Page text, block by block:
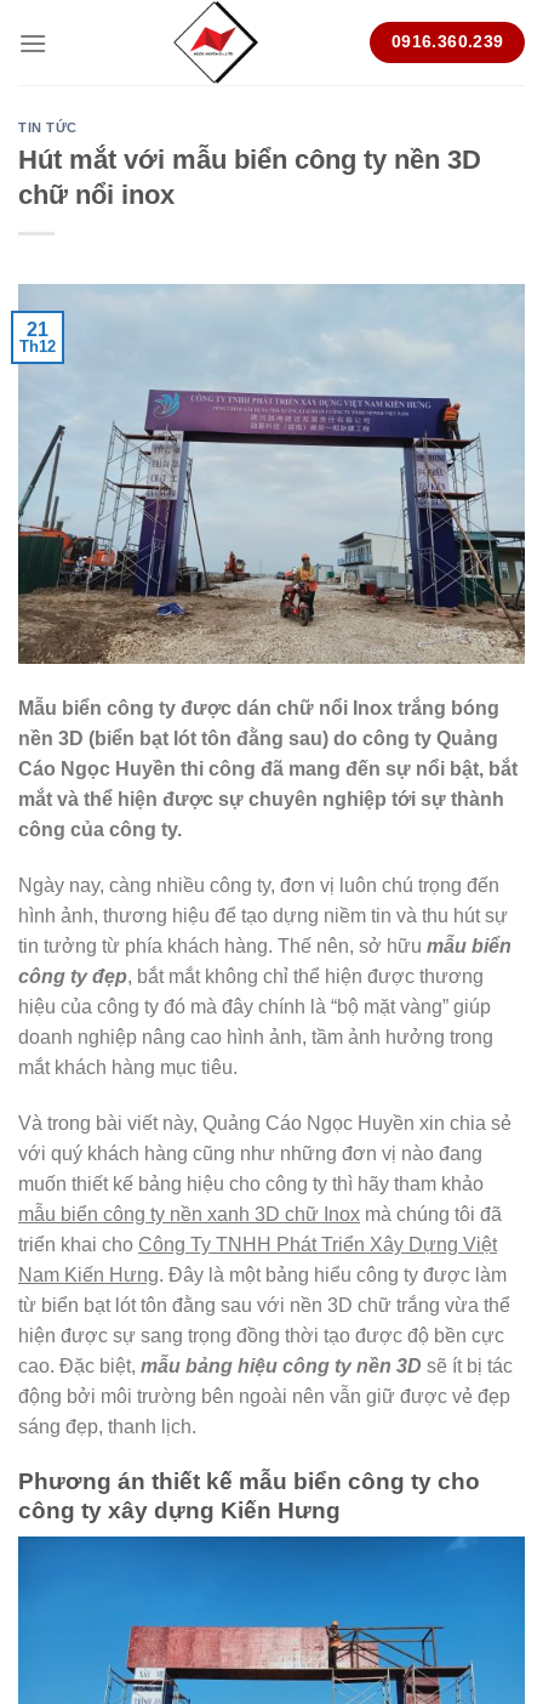
0916.360.239
TIN TỨC
Hút mắt với mẫu biển công ty nền 3D
chữ nổi inox
21
Th12
Mẫu biển công ty được dán chữ nổi Inox trắng bóng
nền 3D (biển bạt lót tôn đằng sau) do công ty Quảng
Cáo Ngọc Huyền thi công đã mang đến sự nổi bật, bắt
mắt và thể hiện được sự chuyên nghiệp tới sự thành
công của công ty.
Ngày nay, càng nhiều công ty, đơn vị luôn chú trọng đến
hình ảnh, thương hiệu để tạo dựng niềm tin và thu hút sự
tin tưởng từ phía khách hàng. Thế nên, sở hữu mẫu biển
công ty đẹp, bắt mắt không chỉ thể hiện được thương
hiệu của công ty đó mà đây chính là “bộ mặt vàng” giúp
doanh nghiệp nâng cao hình ảnh, tầm ảnh hưởng trong
mắt khách hàng mục tiêu.
Và trong bài viết này, Quảng Cáo Ngọc Huyền xin chia sẻ
với quý khách hàng cũng như những đơn vị nào đang
muốn thiết kế bảng hiệu cho công ty thì hãy tham khảo
mẫu biển công ty nền xanh 3D chữ Inox mà chúng tôi đã
triển khai cho Công Ty TNHH Phát Triển Xây Dựng Việt
Nam Kiến Hưng. Đây là một bảng hiểu công ty được làm
từ biển bạt lót tôn đằng sau với nền 3D chữ trắng vừa thể
hiện được sự sang trọng đồng thời tạo được độ bền cực
cao. Đặc biệt, mẫu bảng hiệu công ty nền 3D sẽ ít bị tác
động bởi môi trường bên ngoài nên vẫn giữ được vẻ đẹp
sáng đẹp, thanh lịch.
Phương án thiết kế mẫu biển công ty cho
công ty xây dựng Kiến Hưng